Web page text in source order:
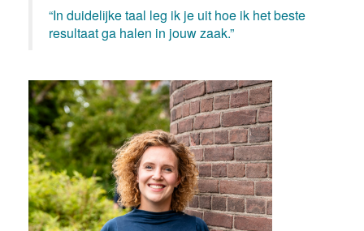
“In duidelijke taal leg ik je uit hoe ik het beste
resultaat ga halen in jouw zaak.”